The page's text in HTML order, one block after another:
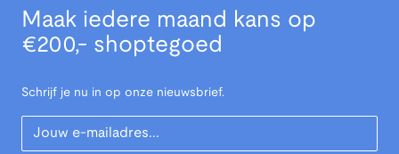
Maak iedere maand kans op
€200,- shoptegoed
Schrijf je nu in op onze nieuwsbrief.
Your Email